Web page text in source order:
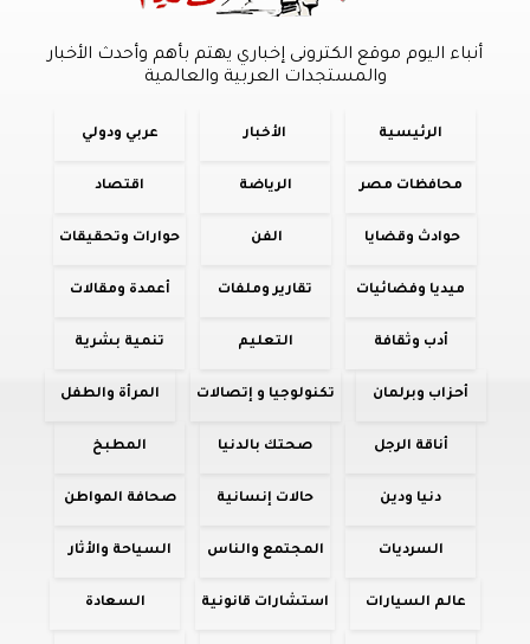
أنباء اليوم موقع الكترونى إخباري يهتم بأهم وأحدث الأخبار
والمستجدات العربية والعالمية
الرئيسية الأخبار عربي ودولي
محافظات مصر الرياضة اقتصاد
حوادث وقضايا الفن حوارات وتحقيقات
ميديا وفضائيات تقارير وملفات أعمدة ومقالات
أدب وثقافة التعليم تنمية بشرية
أحزاب وبرلمان تكنولوجيا و إتصالات المرأة والطفل
أناقة الرجل صحتك بالدنيا المطبخ
دنيا ودين حالات إنسانية صحافة المواطن
السرديات المجتمع والناس السياحة والأثار
عالم السيارات استشارات قانونية السعادة